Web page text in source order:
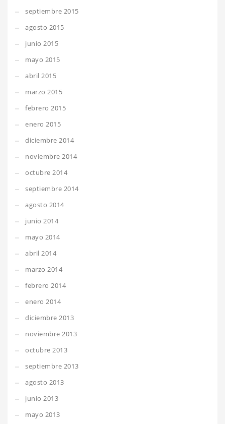
septiembre 2015
agosto 2015
junio 2015
mayo 2015
abril 2015
marzo 2015
febrero 2015
enero 2015
diciembre 2014
noviembre 2014
octubre 2014
septiembre 2014
agosto 2014
junio 2014
mayo 2014
abril 2014
marzo 2014
febrero 2014
enero 2014
diciembre 2013
noviembre 2013
octubre 2013
septiembre 2013
agosto 2013
junio 2013
mayo 2013